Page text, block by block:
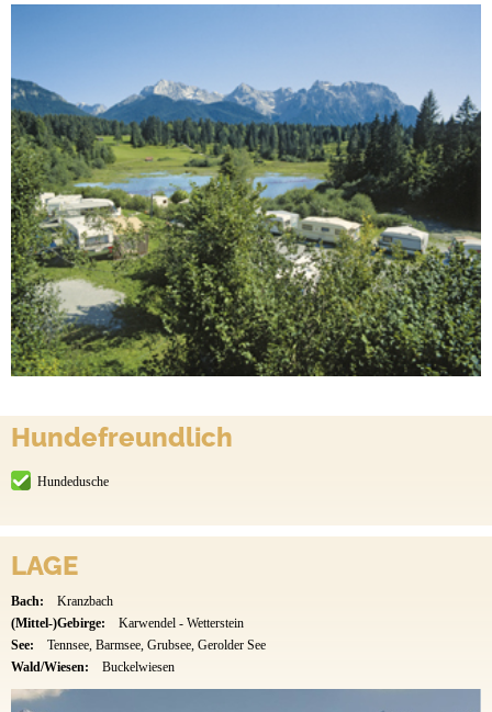
Hundefreundlich
Hundedusche
LAGE
Bach:
Kranzbach
(Mittel-)Gebirge:
Karwendel - Wetterstein
See:
Tennsee, Barmsee, Grubsee, Gerolder See
Wald/Wiesen:
Buckelwiesen